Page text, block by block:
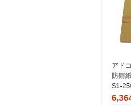
アド
防錆
S1-
（直